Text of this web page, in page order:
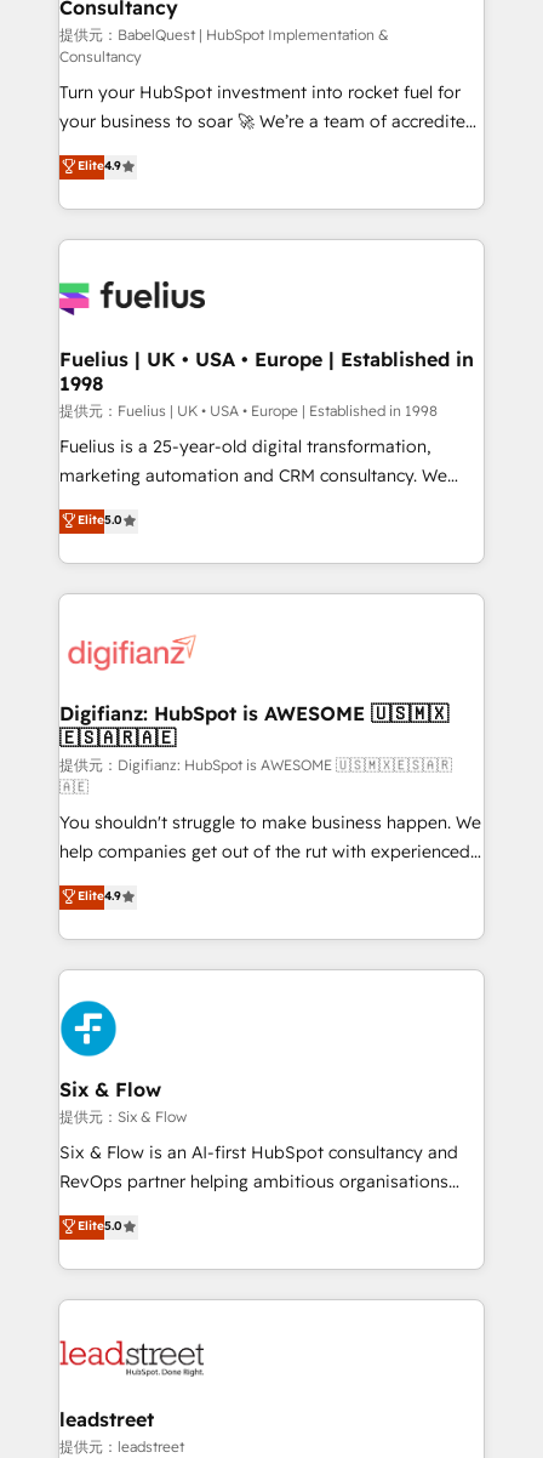
Hub, Marketing Hub, Service Hub, Data Hub and
CMS • ISO/IEC 27001:2022, ISO 9001:2015, and ISO
42001:2023 certified - the AI management standard •
GuardHub: our AI governance framework, built on
ISO 42001 Ready for the next step? Click the 👈
'𝗖𝗼𝗻𝘁𝗮𝗰𝘁 𝗯𝘂𝘀𝗶𝗻𝗲𝘀𝘀' button to get in touch (𝘸𝘦'𝘳𝘦
𝘴𝘶𝘱𝘦𝘳 𝘳𝘦𝘴𝘱𝘰𝘯𝘴𝘪𝘷𝘦)
Consultancy
提供元：BabelQuest | HubSpot Implementation &
Consultancy
Turn your HubSpot investment into rocket fuel for
your business to soar 🚀 We’re a team of accredited
HubSpot experts ready to help you. We can
implement the platform into complex business
environments, optimise what you've got and make
sure you can actually use it, build your website in
for you and execute it on HubSpot. We are on the
framework, meaning we've been accredited by
HubSpot and vetted by the CCS, which means we
can support public sector companies as well the
other ones listed in our profile. Our services: -
HubSpot implementation - HubSpot CMS website
is there for you to: - Grow revenue, and run your
business more efficiently - Build stronger
more people - Get the most out of your HubSpot
investment
Elite4.9
Fuelius | UK • USA • Europe | Established in
1998
提供元：Fuelius | UK • USA • Europe | Established in 1998
Fuelius is a 25-year-old digital transformation,
marketing automation and CRM consultancy. We
enable mid-market and enterprise clients to
maximise their return from digital and fuel their
growth. We modernise platforms, streamline
operations that are causing inefficiencies, improve
supercharge revenue operations Key services: • CRM
Transformation / Web Development • RevOps &
Sales Consulting • Marketing Automation What
makes us different? 🚀 Top 0.5% of global HubSpot
agencies ⚙️ The strongest technical ability and
integration capabilities 💼 Consultative, long-term
partners who will embed ourselves into your
business, processes and systems 🏢 We specialise in
working with mid-market and enterprise
organisations, global organisations and those with
complex use cases 🏆 CRM Implementation,
Platform Enablement, Custom Integration and
Onboarding Accredited 🔐 ISO27001 & ISO9001
Certified
Elite5.0
Digifianz: HubSpot is AWESOME 🇺🇸🇲🇽
🇪🇸🇦🇷🇦🇪
提供元：Digifianz: HubSpot is AWESOME 🇺🇸🇲🇽🇪🇸🇦🇷
🇦🇪
You shouldn't struggle to make business happen. We
help companies get out of the rut with experienced,
process-oriented teams implementing HubSpot
Marketing, Sales, Service, CMS and Operations Hub,
so selling and actually engaging with your customers
feels easy and pain-free. We are a top ranked
HubSpot Elite Partner, winner of Rookie of the Year
and Customer First Awards, 4.9/5 rating in HubSpot
Reviews and 4.9/5 rating in Clutch Reviews. Digifianz
helps the following industries: logistics & 3PL, home
improvement & construction, branding and
commercialization, real estate, health, education,
SaaS, Software Dev & IT and consulting, make the
the United States, EU, UAE, Mexico and Latin
America. From casual user to super fan: make
Elite4.9
Six & Flow
提供元：Six & Flow
Six & Flow is an AI-first HubSpot consultancy and
RevOps partner helping ambitious organisations
grow with clarity, confidence, and intelligence.
Operating across the UK, Netherlands, Ireland, and
Canada, we’ve delivered thousands of successful
HubSpot projects for mid-market and enterprise
combine HubSpot, data, and AI to design connected
and technology for predictable, scalable revenue
growth. Our expertise spans RevOps, CRM and data
Elite5.0
leadstreet
提供元：leadstreet